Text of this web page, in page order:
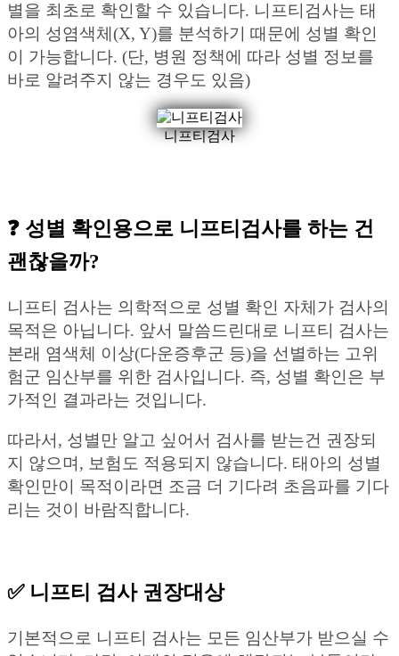
별을 최초로 확인할 수 있습니다. 니프티검사는 태
아의 성염색체(X, Y)를 분석하기 때문에 성별 확인
이 가능합니다. (단, 병원 정책에 따라 성별 정보를
바로 알려주지 않는 경우도 있음)
니프티검사
❓ 성별 확인용으로 니프티검사를 하는 건
괜찮을까?
니프티 검사는 의학적으로 성별 확인 자체가 검사의
목적은 아닙니다. 앞서 말씀드린대로 니프티 검사는
본래 염색체 이상(다운증후군 등)을 선별하는 고위
험군 임산부를 위한 검사입니다. 즉, 성별 확인은 부
가적인 결과라는 것입니다.
따라서, 성별만 알고 싶어서 검사를 받는건 권장되
지 않으며, 보험도 적용되지 않습니다. 태아의 성별
확인만이 목적이라면 조금 더 기다려 초음파를 기다
리는 것이 바람직합니다.
✅ 니프티 검사 권장대상
기본적으로 니프티 검사는 모든 임산부가 받으실 수